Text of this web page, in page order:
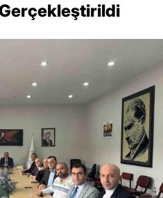
Gerçekleştirildi